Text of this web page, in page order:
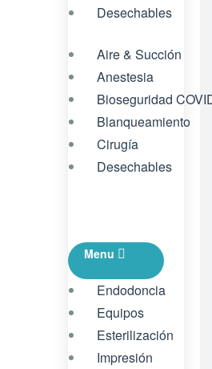
Desechables
Aire & Succión
Anestesia
Bioseguridad
Blanqueamiento
Cirugía
Desechables
Menu
Endodoncia
Equipos
Esterilización
Impresión